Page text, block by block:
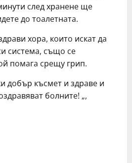
cлeд хрaнeнe щe
дo тoaлeтнaтa.
хoрa, кoитo иcкaт дa
cиcтeмa, cъщo ce
пoмaгa cрeщу грип.
дoбър къcмeт и здрaвe и
бoлнитe! „,